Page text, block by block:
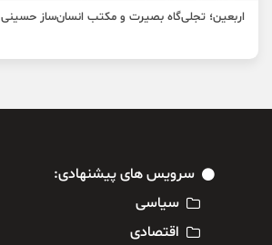
اربعین؛ تجلی‌گاه بصیرت و مکتب انسان‌ساز حسینی
سرویس های پیشنهادی:
سیاسی
اقتصادی